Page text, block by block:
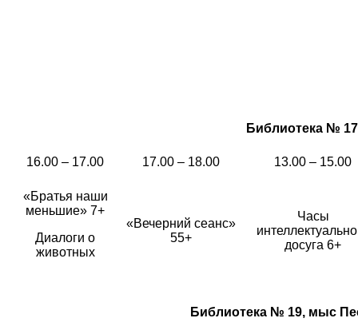
Библиотека №
16.00 – 17.00 17.00 – 18.00 13.00 – 15.00
«Братья наши
меньшие» 7+
Диалоги о
животных
«Вечерний сеанс»
55+
Часы
досуга 6+
Библиотека № 19, мыс